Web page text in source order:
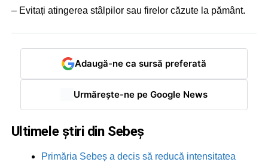
– Evitați atingerea stâlpilor sau firelor căzute la pământ.
Adaugă-ne ca sursă preferată
Urmărește-ne pe Google News
Ultimele știri din Sebeș
Primăria Sebeș a decis să reducă intensitatea